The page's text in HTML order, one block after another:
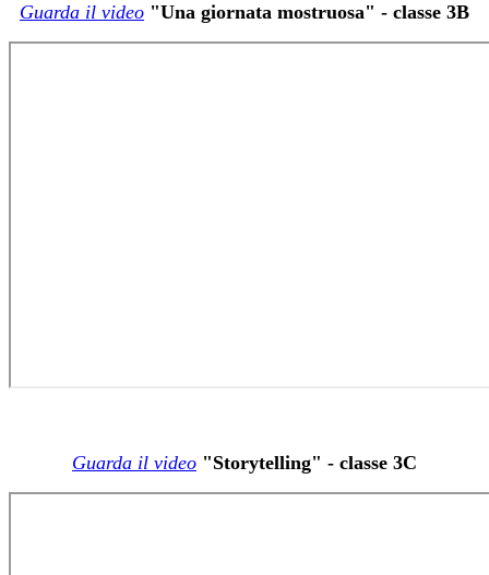
Guarda il video "Una giornata mostruosa" - classe 3B
Guarda il video "Storytelling" - classe 3C